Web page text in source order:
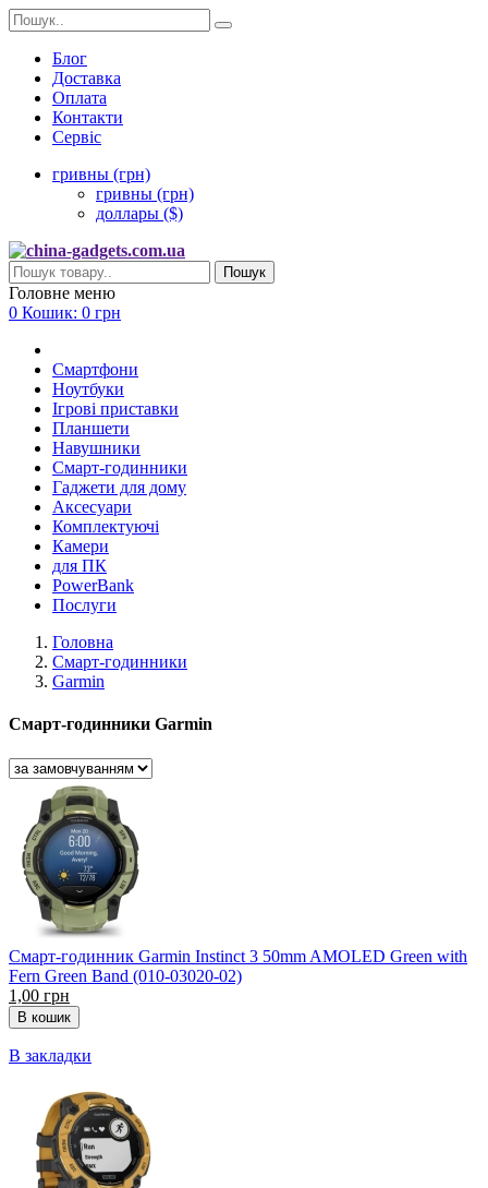
Блог
Доставка
Оплата
Контакти
Сервіс
гривны (грн)
гривны (грн)
доллары ($)
Пошук
Головне меню
0 Кошик: 0 грн
Смартфони
Ноутбуки
Ігрові приставки
Планшети
Навушники
Смарт-годинники
Гаджети для дому
Аксесуари
Комплектуючі
Камери
для ПК
PowerBank
Послуги
Головна
Смарт-годинники
Garmin
Смарт-годинники Garmin
Смарт-годинник Garmin Instinct 3 50mm AMOLED Green with
Fern Green Band (010-03020-02)
1,00 грн
В закладки